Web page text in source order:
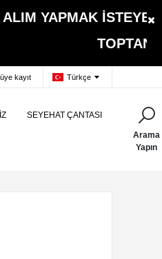
YAPMAK İSTEYEN
ALIMLARDA
kayıt Türkçe
SEYEHAT ÇANTASI
Arama
Yapın